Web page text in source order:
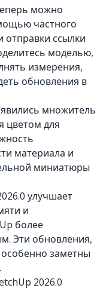
можно
частного
отправки ссылки
моделью,
измерения,
обновления в
множитель
цветом для
материала и
миниатюры
улучшает
и
более
Эти обновления,
заметны
2026.0